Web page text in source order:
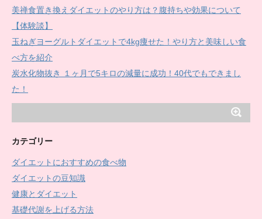
美禅食置き換えダイエットのやり方は？腹持ちや効果について
【体験談】
玉ねぎヨーグルトダイエットで4kg痩せた！やり方と美味しい食
べ方を紹介
炭水化物抜き １ヶ月で5キロの減量に成功！40代でもできまし
た！
カテゴリー
ダイエットにおすすめの食べ物
ダイエットの豆知識
健康とダイエット
基礎代謝を上げる方法